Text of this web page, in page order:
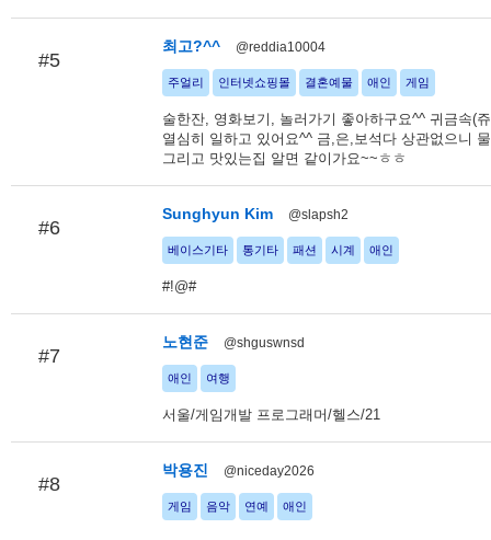
#5
최고?^^ @reddia10004
주얼리 인터넷쇼핑몰 결혼예물 애인 게임
술한잔, 영화보기, 놀러가기 좋아하구요^^ 귀금속(
열심히 일하고 있어요^^ 금,은,보석다 상관없으니
그리고 맛있는집 알면 같이가요~~ㅎㅎ
#6
Sunghyun Kim @slapsh2
베이스기타 통기타 패션 시계 애인
#!@#
#7
노현준 @shguswnsd
애인 여행
서울/게임개발 프로그래머/헬스/21
#8
박용진 @niceday2026
게임 음악 연예 애인